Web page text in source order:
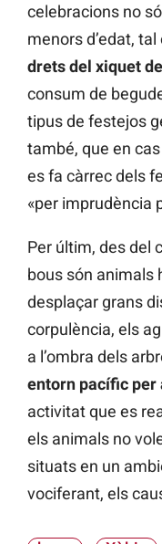
celebracions no
menors d’edat,
drets del xiquet de
consum de
tipus de festejos
també, que en
es fa càrrec dels
«per imprudència
Per últim, des del
bous són animals
desplaçar grans
corpulència, els
a l’ombra dels
entorn pacífic
activitat que es
els animals no
situats en un
vociferant, els